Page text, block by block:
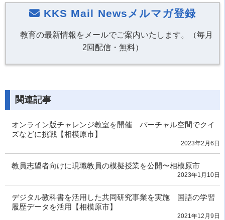
KKS Mail Newsメルマガ登録
教育の最新情報をメールでご案内いたします。（毎月
2回配信・無料）
関連記事
オンライン版チャレンジ教室を開催 バーチャル空間でクイ
ズなどに挑戦【相模原市】
2023年2月6日
教員志望者向けに現職教員の模擬授業を公開〜相模原市
2023年1月10日
デジタル教科書を活用した共同研究事業を実施 国語の学習
履歴データを活用【相模原市】
2021年12月9日